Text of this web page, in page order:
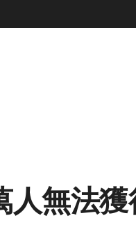
人無法獲